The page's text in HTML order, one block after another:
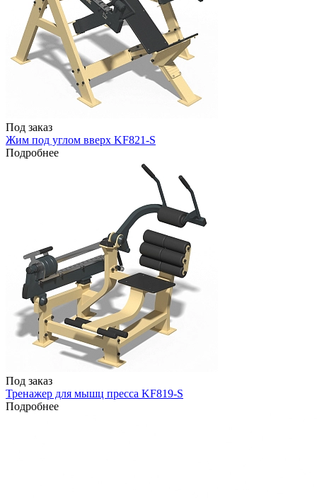
Под заказ
Жим под углом вверх KF821-S
Подробнее
Под заказ
Тренажер для мышц пресса KF819-S
Подробнее